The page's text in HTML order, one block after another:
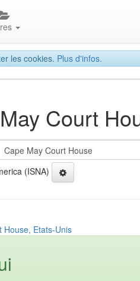
les cookies. Plus d'infos.
Court
(ISNA)
House, Etats-Unis